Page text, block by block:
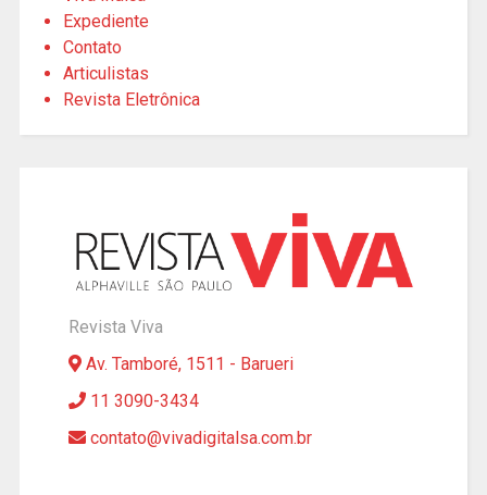
Expediente
Contato
Articulistas
Revista Eletrônica
Revista Viva
Av. Tamboré, 1511 - Barueri
11 3090-3434
contato@vivadigitalsa.com.br